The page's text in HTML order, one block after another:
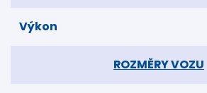
Výkon
ROZMĚRY VOZU